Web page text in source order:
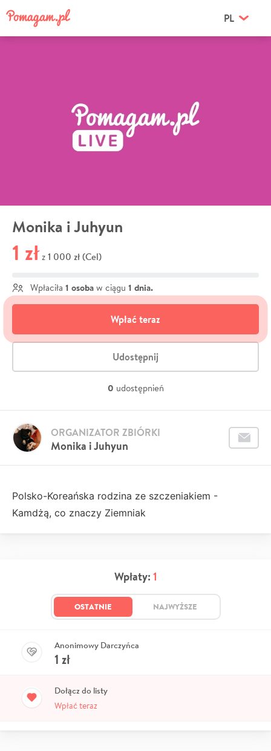
PL
Monika i Juhyun
1 zł z 1 000 zł (Cel)
Wpłaciła 1 osoba w ciągu 1 dnia.
Wpłać teraz
Udostępnij
0 udostępnień
Monika i Juhyun
ORGANIZATOR ZBIÓRKI
Polsko-Koreańska rodzina ze szczeniakiem -
Kamdżą, co znaczy Ziemniak
Wpłaty: 1
OSTATNIE NAJWYŻSZE
Anonimowy Darczyńca
1 zł
Dołącz do listy
Wpłać teraz